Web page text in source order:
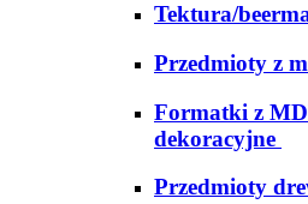
Tektura/
Przedmioty z
Formatki z
dekoracyjne
Przedmioty